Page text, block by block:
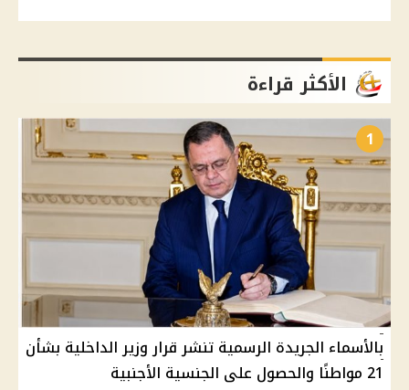
الأكثر قراءة
1
بالأسماء الجريدة الرسمية تنشر قرار وزير الداخلية بشأن
21 مواطنًا والحصول على الجنسية الأجنبية